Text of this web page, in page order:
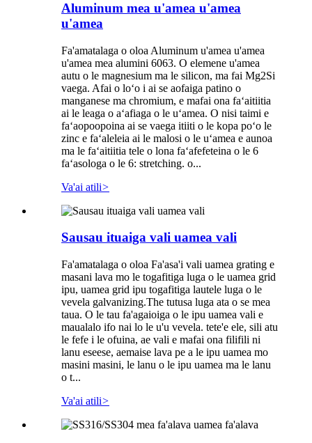
Aluminum mea u'amea u'amea
u'amea
Fa'amatalaga o oloa Aluminum u'amea u'amea
u'amea mea alumini 6063. O elemene u'amea
autu o le magnesium ma le silicon, ma fai Mg2Si
vaega. Afai o loʻo i ai se aofaiga patino o
manganese ma chromium, e mafai ona faʻaitiitia
ai le leaga o aʻafiaga o le uʻamea. O nisi taimi e
faʻaopoopoina ai se vaega itiiti o le kopa poʻo le
zinc e faʻaleleia ai le malosi o le uʻamea e aunoa
ma le faʻaitiitia tele o lona faʻafefeteina o le 6
faʻasologa o le 6: stretching. o...
Va'ai atili>
Sausau ituaiga vali uamea vali
Fa'amatalaga o oloa Fa'asa'i vali uamea grating e
masani lava mo le togafitiga luga o le uamea grid
ipu, uamea grid ipu togafitiga lautele luga o le
vevela galvanizing.The tutusa luga ata o se mea
taua. O le tau fa'agaioiga o le ipu uamea vali e
maualalo ifo nai lo le u'u vevela. tete'e ele, sili atu
le fefe i le ofuina, ae vali e mafai ona filifili ni
lanu eseese, aemaise lava pe a le ipu uamea mo
masini masini, le lanu o le ipu uamea ma le lanu
o t...
Va'ai atili>